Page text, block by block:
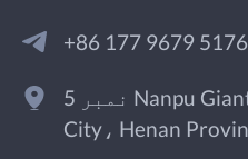
+86 177 9679 5176
نمبر 5 Nanpu Giant Avenue، Changyuan